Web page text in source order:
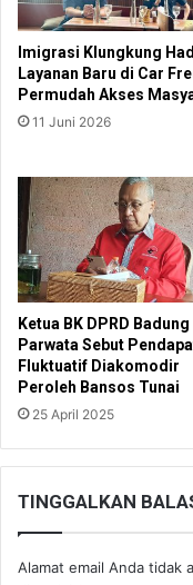
Imigrasi Klungkung
Layanan Baru di Car
Permudah Akses
11 Juni 2026
Ketua BK DPRD
Parwata Sebut
Fluktuatif Diakomodir
Peroleh Bansos Tunai
25 April 2025
TINGGALKAN
Alamat email Anda tidak